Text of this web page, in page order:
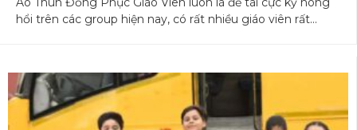
hổi trên các group hiện nay, có rất nhiều giáo viên rất...